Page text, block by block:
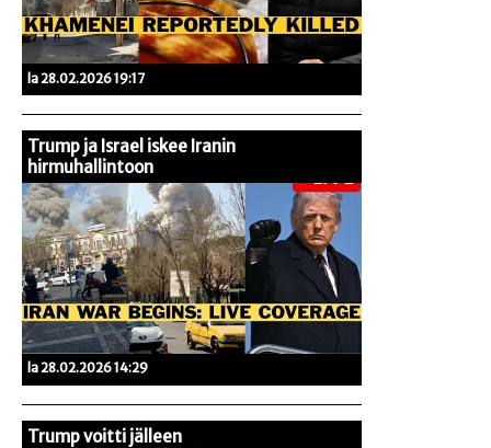
la 28.02.2026 19:17
Trump ja Israel iskee Iranin
hirmuhallintoon
la 28.02.2026 14:29
Trump voitti jälleen